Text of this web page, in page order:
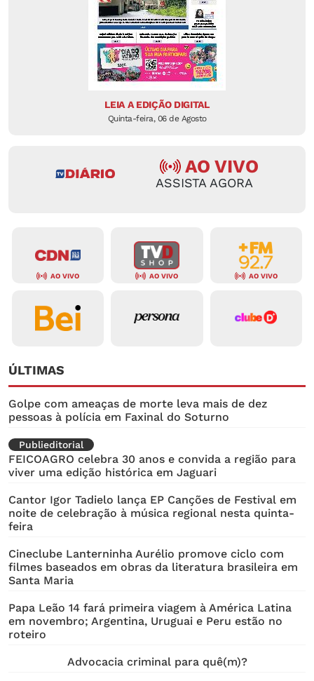
LEIA A EDIÇÃO DIGITAL
Quinta-feira, 06 de Agosto
AO VIVO
ASSISTA AGORA
AO VIVO AO VIVO AO VIVO
ÚLTIMAS
Golpe com ameaças de morte leva mais de dez
pessoas à polícia em Faxinal do Soturno
Publieditorial
FEICOAGRO celebra 30 anos e convida a região para
viver uma edição histórica em Jaguari
Cantor Igor Tadielo lança EP Canções de Festival em
noite de celebração à música regional nesta quinta-
feira
Cineclube Lanterninha Aurélio promove ciclo com
filmes baseados em obras da literatura brasileira em
Santa Maria
Papa Leão 14 fará primeira viagem à América Latina
em novembro; Argentina, Uruguai e Peru estão no
roteiro
Advocacia criminal para quê(m)?